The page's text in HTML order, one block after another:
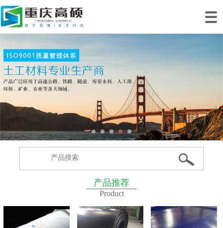
网站首页
关于我们
生产基地
新闻动态
联系我们
产品推荐
Product